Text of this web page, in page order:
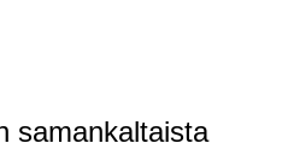
samankaltaista